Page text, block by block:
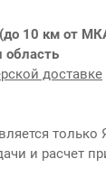
10 км от
область
доставке
только
и расчет